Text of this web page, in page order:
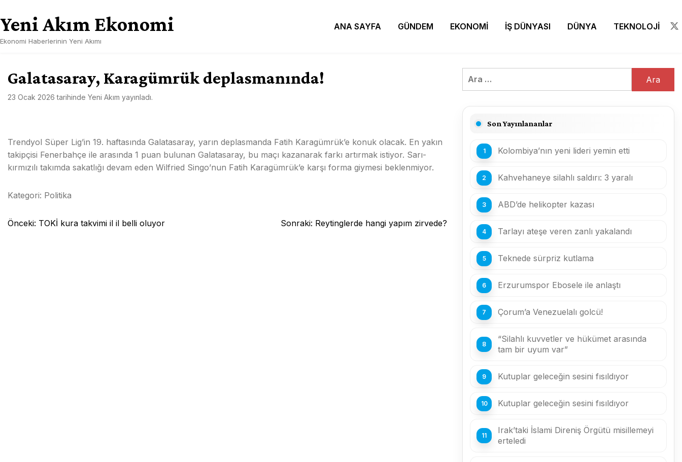
to
content
Yeni Akım Ekonomi
Ekonomi Haberlerinin Yeni Akımı
ANA SAYFA GÜNDEM EKONOMİ İŞ DÜNYASI DÜNYA TEKNOLOJİ
Galatasaray, Karagümrük deplasmanında!
23 Ocak 2026 tarihinde Yeni Akım yayınladı.
Trendyol Süper Lig’in 19. haftasında Galatasaray, yarın deplasmanda Fatih Karagümrük’e konuk olacak. En yakın
takipçisi Fenerbahçe ile arasında 1 puan bulunan Galatasaray, bu maçı kazanarak farkı artırmak istiyor. Sarı-
kırmızılı takımda sakatlığı devam eden Wilfried Singo’nun Fatih Karagümrük’e karşı forma giymesi beklenmiyor.
Kategori: Politika
Yazı
Önceki: TOKİ kura takvimi il il belli oluyor Sonraki: Reytinglerde hangi yapım zirvede?
Arama:
Son Yayınlananlar
Kolombiya’nın yeni lideri yemin etti
Kahvehaneye silahlı saldırı: 3 yaralı
ABD’de helikopter kazası
Tarlayı ateşe veren zanlı yakalandı
Teknede sürpriz kutlama
Erzurumspor Ebosele ile anlaştı
Çorum’a Venezuelalı golcü!
“Silahlı kuvvetler ve hükümet arasında
tam bir uyum var”
Kutuplar geleceğin sesini fısıldıyor
Kutuplar geleceğin sesini fısıldıyor
Irak’taki İslami Direniş Örgütü misillemeyi
erteledi